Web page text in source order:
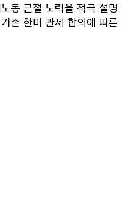
동 근절 노력을 적극 설명
존 한미 관세 합의에 따른